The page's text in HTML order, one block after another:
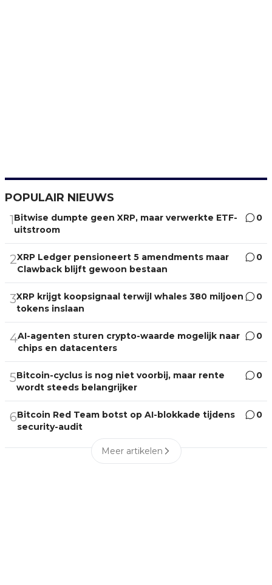
POPULAIR NIEUWS
1Bitwise dumpte geen XRP, maar verwerkte ETF-
uitstroom
0
2XRP Ledger pensioneert 5 amendments maar
Clawback blijft gewoon bestaan
0
3XRP krijgt koopsignaal terwijl whales 380 miljoen
tokens inslaan
0
4AI-agenten sturen crypto-waarde mogelijk naar
chips en datacenters
0
5Bitcoin-cyclus is nog niet voorbij, maar rente
wordt steeds belangrijker
0
6Bitcoin Red Team botst op AI-blokkade tijdens
security-audit
0
Meer artikelen